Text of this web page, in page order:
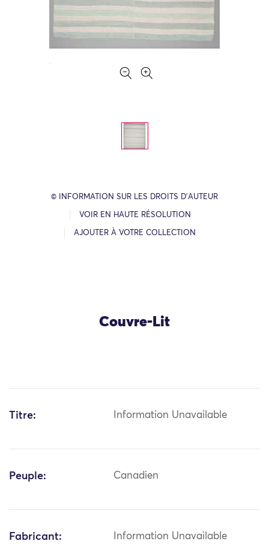
© INFORMATION SUR LES DROITS D’AUTEUR
VOIR EN HAUTE RÉSOLUTION
AJOUTER À VOTRE COLLECTION
Couvre-Lit
Titre: Information Unavailable
Peuple: Canadien
Fabricant: Information Unavailable